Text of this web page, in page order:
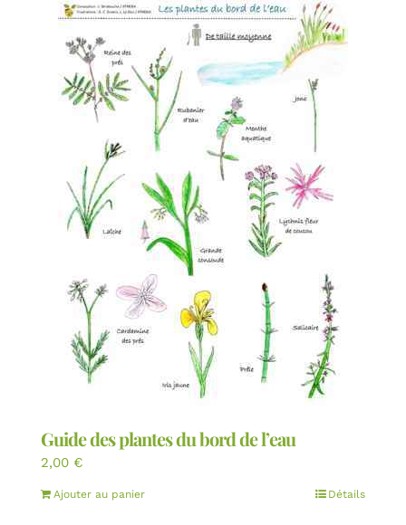
Guide des plantes du bord de l’eau
2,00 €
Ajouter au panier Détails